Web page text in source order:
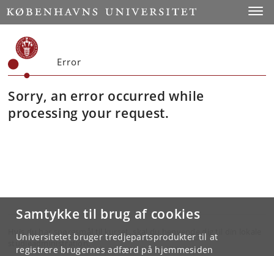
Samtykke til brug af cookies
Universitetet bruger tredjepartsprodukter til at
registrere brugernes adfærd på hjemmesiden
Error
Sorry, an error occurred while
processing your request.
Hvis du har spørgsmål til kurset, skal du henvende dig til din lokale
studieadministration.